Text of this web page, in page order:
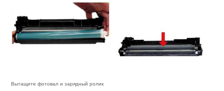
Вытащите фотовал и зарядный ролик